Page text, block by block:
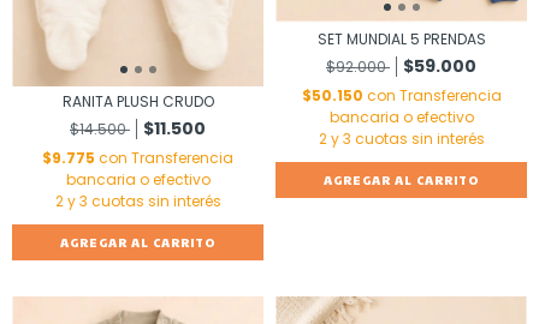
RANITA PLUSH CRUDO
$14.500
$11.500
$9.775 con Transferencia
bancaria o efectivo
AGREGAR AL CARRITO
SET MUNDIAL 5 PRENDAS
$92.000
$59.000
$50.150 con Transferencia
bancaria o efectivo
AGREGAR AL CARRITO